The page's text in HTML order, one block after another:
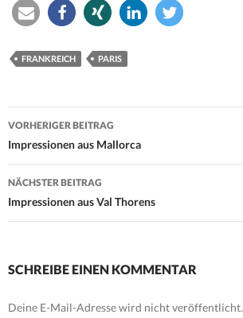
FRANKREICH PARIS
Beitrags-
Navigation
VORHERIGER BEITRAG
Impressionen aus Mallorca
NÄCHSTER BEITRAG
Impressionen aus Val Thorens
SCHREIBE EINEN KOMMENTAR
Deine E-Mail-Adresse wird nicht veröffentlicht.